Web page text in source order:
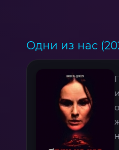
Одни из нас